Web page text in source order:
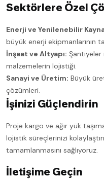
Sektörlere Özel
Enerji ve Yenilenebilir
büyük enerji ekipmanlarının
İnşaat ve Altyapı: Şantiyeler
malzemelerin lojistiği.
Sanayi ve Üretim: Büyük
çözümleri.
İşinizi Güçlendirin
Proje kargo ve ağır yük
lojistik süreçlerinizi
tamamlanmasını sağlıyoruz.
İletişime Geçin